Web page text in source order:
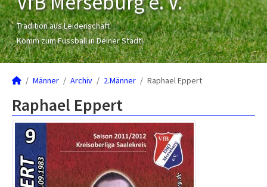
Tradition aus Leidenschaft
Komm zum Fussball in Deiner Stadt!
Männer Archiv 2.Männer Raphael Eppert
Raphael Eppert